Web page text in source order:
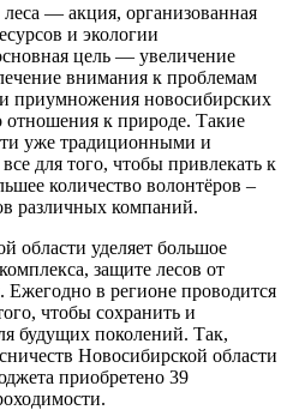
— акция, организованная
и экологии
цель — увеличение
внимания к проблемам
приумножения новосибирских
отношения к природе. Такие
уже традиционными и
для того, чтобы привлекать к
количество волонтёров –
различных компаний.
области уделяет большое
защите лесов от
в регионе проводится
чтобы сохранить и
будущих поколений. Так,
Новосибирской области
приобретено 39